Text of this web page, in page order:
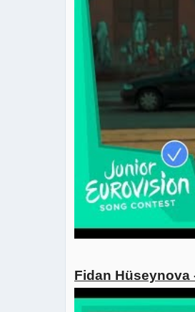
Fidan Hüseynova